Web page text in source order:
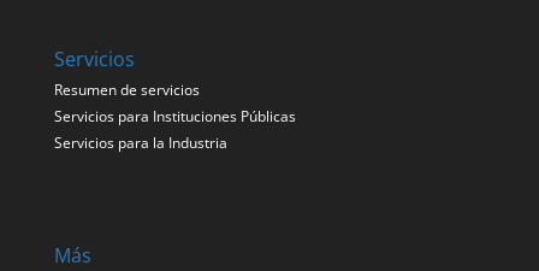
Servicios
Resumen de servicios
Servicios para Instituciones Públicas
Servicios para la Industria
Más